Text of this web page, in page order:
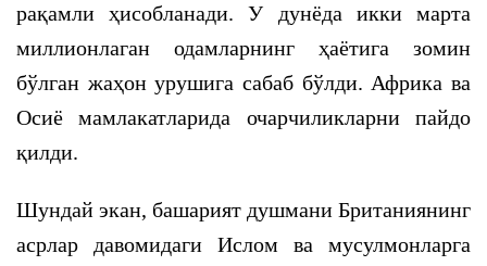
рақамли ҳисобланади. У дунёда икки марта
миллионлаган одамларнинг ҳаётига зомин
бўлган жаҳон урушига сабаб бўлди. Африка ва
Осиё мамлакатларида очарчиликларни пайдо
қилди.
Шундай экан, башарият душмани Британиянинг
асрлар давомидаги Ислом ва мусулмонларга